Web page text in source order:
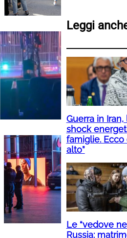
Leggi
Guerra in Iran,
shock
famiglie. Ecco
alto”
Le “vedove
Russia: